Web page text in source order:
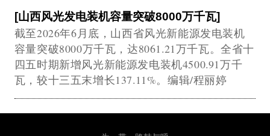
[山西风光发电装机容量突破8000万千瓦]
截至2026年6月底，山西省风光新能源发电装机
容量突破8000万千瓦，达8061.21万千瓦。全省十
四五时期新增风光新能源发电装机4500.91万千
瓦，较十三五末增长137.11%。编辑/程丽婷